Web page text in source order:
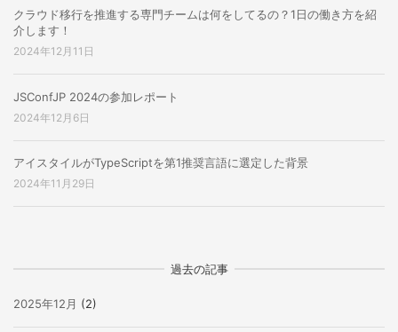
クラウド移行を推進する専門チームは何をしてるの？1日の働き方を紹
介します！
2024年12月11日
JSConfJP 2024の参加レポート
2024年12月6日
アイスタイルがTypeScriptを第1推奨言語に選定した背景
2024年11月29日
過去の記事
2025年12月 (2)